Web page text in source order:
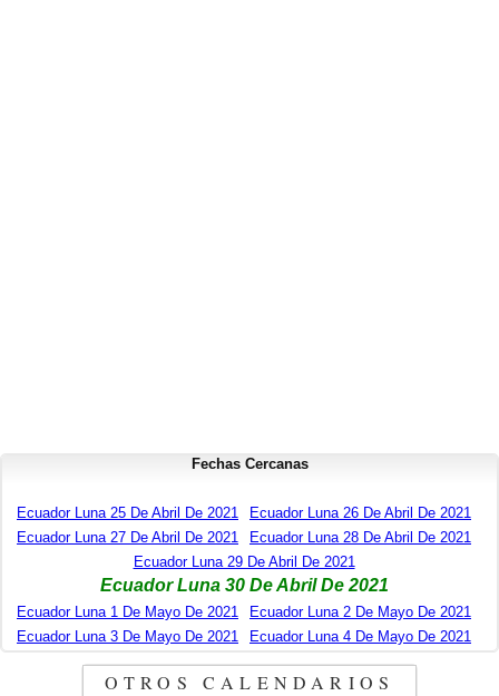
Fechas Cercanas
Ecuador Luna 25 De Abril De 2021
Ecuador Luna 26 De Abril De 2021
Ecuador Luna 27 De Abril De 2021
Ecuador Luna 28 De Abril De 2021
Ecuador Luna 29 De Abril De 2021
Ecuador Luna 30 De Abril De 2021
Ecuador Luna 1 De Mayo De 2021
Ecuador Luna 2 De Mayo De 2021
Ecuador Luna 3 De Mayo De 2021
Ecuador Luna 4 De Mayo De 2021
OTROS CALENDARIOS